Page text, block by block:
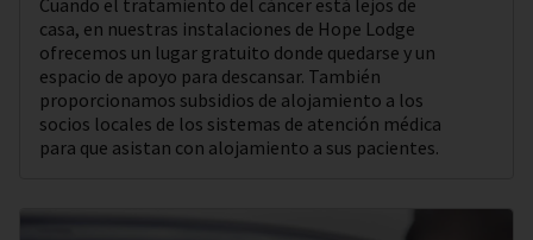
casa, en nuestras instalaciones de Hope Lodge
ofrecemos un lugar gratuito donde quedarse y un
espacio de apoyo para descansar. También
proporcionamos subsidios de alojamiento a los
socios locales de los sistemas de atención médica
para que asistan con alojamiento a sus pacientes.